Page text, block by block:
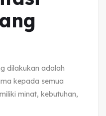
dilakukan adalah
kepada semua
minat, kebutuhan,